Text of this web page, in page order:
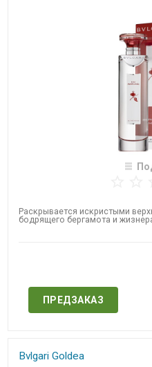
Раскрывается искристыми
бодрящего бергамота и
ПРЕДЗАКАЗ
Bvlgari Goldea